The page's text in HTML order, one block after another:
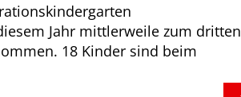
Jahr mittlerweile zum dritten
18 Kinder sind beim